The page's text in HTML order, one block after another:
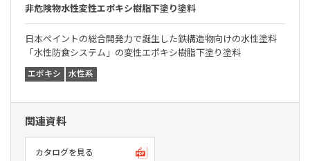
非危険物水性変性エポキシ樹脂下塗り塗料
日本ペイントの総合開発力で誕生した鉄構造物向けの水性塗料
「水性防食システム」の変性エポキシ樹脂下塗り塗料
エポキシ 水性系
関連資料
カタログを見る